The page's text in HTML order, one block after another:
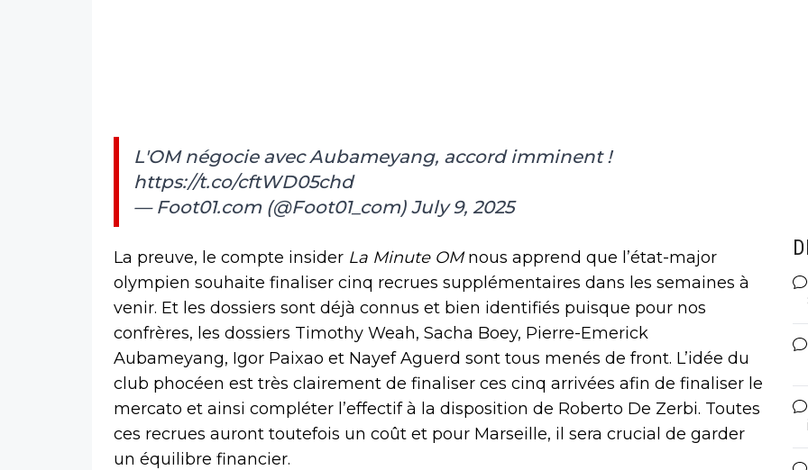
L'OM négocie avec Aubameyang, accord imminent !
https://t.co/cftWD05chd
— Foot01.com (@Foot01_com) July 9, 2025
La preuve, le compte insider La Minute OMnous apprend que l’état-major
olympien souhaite finaliser cinq recrues supplémentaires dans les semaines à
venir. Et les dossiers sont déjà connus et bien identifiés puisque pour nos
confrères, les dossiers Timothy Weah, Sacha Boey, Pierre-Emerick
Aubameyang, Igor Paixao et Nayef Aguerd sont tous menés de front. L’idée du
club phocéen est très clairement de finaliser ces cinq arrivées afin de finaliser le
mercato et ainsi compléter l’effectif à la disposition de Roberto De Zerbi. Toutes
ces recrues auront toutefois un coût et pour Marseille, il sera crucial de garder
un équilibre financier.